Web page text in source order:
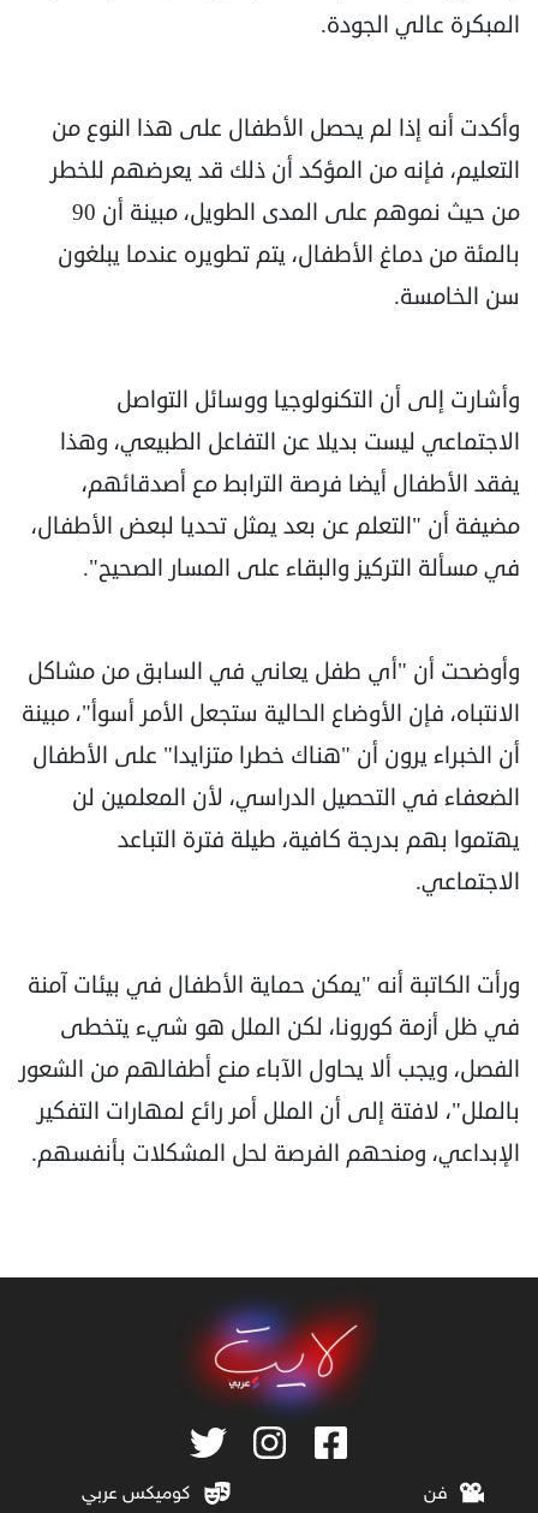
المبكرة عالي الجودة.
وأكدت أنه إذا لم يحصل الأطفال على هذا النوع من
التعليم، فإنه من المؤكد أن ذلك قد يعرضهم للخطر
من حيث نموهم على المدى الطويل، مبينة أن 90
بالمئة من دماغ الأطفال، يتم تطويره عندما يبلغون
سن الخامسة.
وأشارت إلى أن التكنولوجيا ووسائل التواصل
الاجتماعي ليست بديلا عن التفاعل الطبيعي، وهذا
يفقد الأطفال أيضا فرصة الترابط مع أصدقائهم،
مضيفة أن "التعلم عن بعد يمثل تحديا لبعض الأطفال،
في مسألة التركيز والبقاء على المسار الصحيح".
وأوضحت أن "أي طفل يعاني في السابق من مشاكل
الانتباه، فإن الأوضاع الحالية ستجعل الأمر أسوأ"، مبينة
أن الخبراء يرون أن "هناك خطرا متزايدا" على الأطفال
الضعفاء في التحصيل الدراسي، لأن المعلمين لن
يهتموا بهم بدرجة كافية، طيلة فترة التباعد
الاجتماعي.
ورأت الكاتبة أنه "يمكن حماية الأطفال في بيئات آمنة
في ظل أزمة كورونا، لكن الملل هو شيء يتخطى
الفصل، ويجب ألا يحاول الآباء منع أطفالهم من الشعور
بالملل"، لافتة إلى أن الملل أمر رائع لمهارات التفكير
الإبداعي، ومنحهم الفرصة لحل المشكلات بأنفسهم.
فن كوميكس عربي